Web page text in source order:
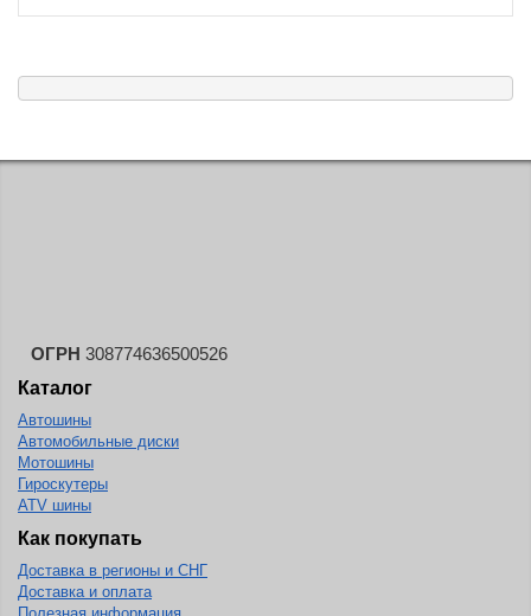
ОГРН 308774636500526
Каталог
Автошины
Автомобильные диски
Мотошины
Гироскутеры
ATV шины
Как покупать
Доставка в регионы и СНГ
Доставка и оплата